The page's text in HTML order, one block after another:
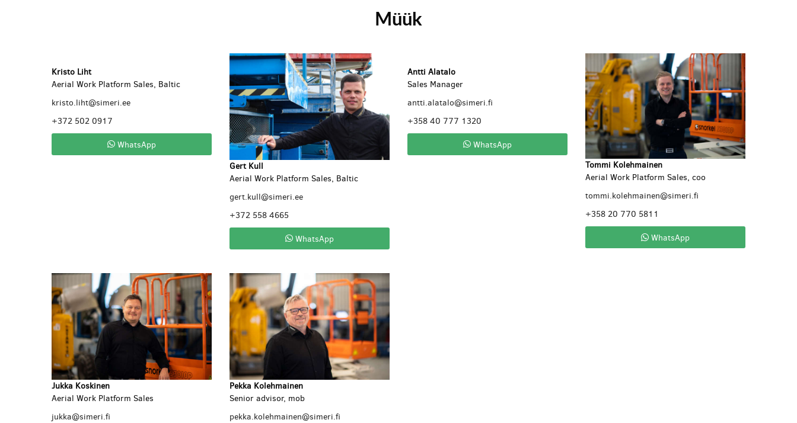
Müük
Kristo Liht
Aerial Work Platform Sales, Baltic
kristo.liht@simeri.ee
+372 502 0917
WhatsApp
Gert Kull
Aerial Work Platform Sales, Baltic
gert.kull@simeri.ee
+372 558 4665
WhatsApp
Antti Alatalo
Sales Manager
antti.alatalo@simeri.fi
+358 40 777 1320
WhatsApp
Tommi Kolehmainen
Aerial Work Platform Sales, coo
tommi.kolehmainen@simeri.fi
+358 20 770 5811
WhatsApp
Jukka Koskinen
Aerial Work Platform Sales
jukka@simeri.fi
Pekka Kolehmainen
Senior advisor, mob
pekka.kolehmainen@simeri.fi